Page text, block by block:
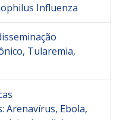
Influenza
Tularemia,
Arenavírus, Ebola,